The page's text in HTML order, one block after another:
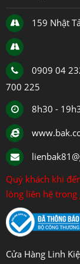
159 Nhật
0909 04
700 225
8h30 -
Quý khách khi
lòng liên hệ trong
Cửa Hàng Linh